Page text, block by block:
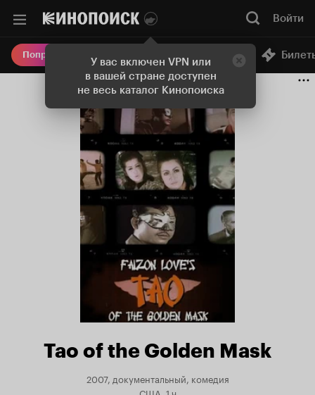
У вас включен VPN или
в вашей стране доступен
не весь каталог Кинопоиска
Войти
Попробовать Плюс Онлайн-кинотеатр
Tao of the Golden Mask
2007, документальный, комедия
США, 1 ч